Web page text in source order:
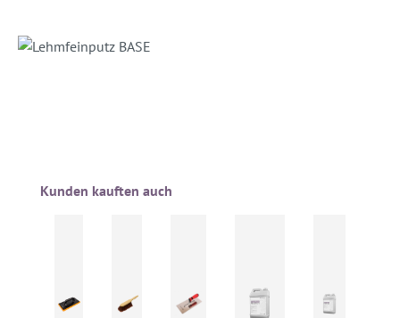
Produktgalerie überspringen
Kunden kauften auch